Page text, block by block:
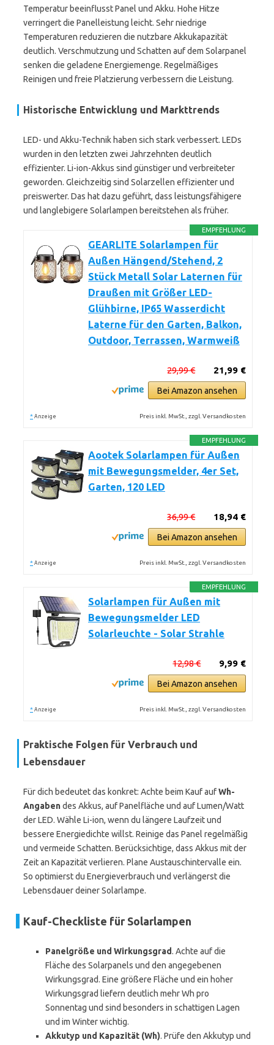
Temperatur beeinflusst Panel und Akku. Hohe Hitze
verringert die Panelleistung leicht. Sehr niedrige
Temperaturen reduzieren die nutzbare Akkukapazität
deutlich. Verschmutzung und Schatten auf dem Solarpanel
senken die geladene Energiemenge. Regelmäßiges
Reinigen und freie Platzierung verbessern die Leistung.
Historische Entwicklung und Markttrends
LED- und Akku-Technik haben sich stark verbessert. LEDs
wurden in den letzten zwei Jahrzehnten deutlich
effizienter. Li-ion-Akkus sind günstiger und verbreiteter
geworden. Gleichzeitig sind Solarzellen effizienter und
preiswerter. Das hat dazu geführt, dass leistungsfähigere
und langlebigere Solarlampen bereitstehen als früher.
EMPFEHLUNG
GEARLITE Solarlampen für
Außen Hängend/Stehend, 2
Stück Metall Solar Laternen für
Draußen mit Größer LED-
Glühbirne, IP65 Wasserdicht
Laterne für den Garten, Balkon,
Outdoor, Terrassen, Warmweiß
21,99 €
29,99 €
Bei Amazon ansehen
* Anzeige Preis inkl. MwSt., zzgl. Versandkosten
EMPFEHLUNG
Aootek Solarlampen für Außen
mit Bewegungsmelder, 4er Set,
Garten, 120 LED
18,94 €
36,99 €
Bei Amazon ansehen
* Anzeige Preis inkl. MwSt., zzgl. Versandkosten
EMPFEHLUNG
Solarlampen für Außen mit
Bewegungsmelder LED
Solarleuchte - Solar Strahle
9,99 €
12,98 €
Bei Amazon ansehen
* Anzeige Preis inkl. MwSt., zzgl. Versandkosten
Praktische Folgen für Verbrauch und
Lebensdauer
Für dich bedeutet das konkret: Achte beim Kauf aufWh-
Angabendes Akkus, auf Panelfläche und auf Lumen/Watt
der LED. Wähle Li-ion, wenn du längere Laufzeit und
bessere Energiedichte willst. Reinige das Panel regelmäßig
und vermeide Schatten. Berücksichtige, dass Akkus mit der
Zeit an Kapazität verlieren. Plane Austauschintervalle ein.
So optimierst du Energieverbrauch und verlängerst die
Lebensdauer deiner Solarlampe.
Kauf-Checkliste für Solarlampen
Panelgröße und Wirkungsgrad. Achte auf die
Fläche des Solarpanels und den angegebenen
Wirkungsgrad. Eine größere Fläche und ein hoher
Wirkungsgrad liefern deutlich mehr Wh pro
Sonnentag und sind besonders in schattigen Lagen
und im Winter wichtig.
Akkutyp und Kapazität (Wh). Prüfe den Akkutyp und